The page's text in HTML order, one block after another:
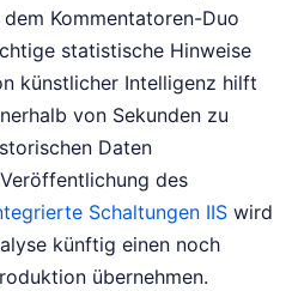
Kommentatoren-Duo
statistische Hinweise
künstlicher Intelligenz hilft
von Sekunden zu
Daten
des
Schaltungen IIS wird
künftig einen noch
übernehmen.